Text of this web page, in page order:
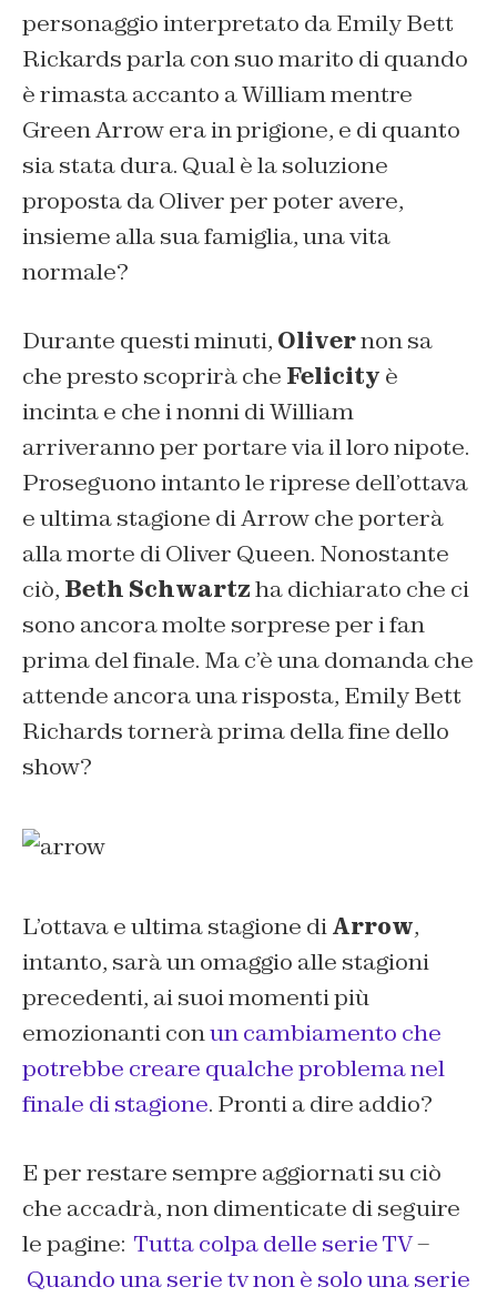
personaggio interpretato da Emily Bett
Rickards parla con suo marito di quando
è rimasta accanto a William mentre
Green Arrow era in prigione, e di quanto
sia stata dura. Qual è la soluzione
proposta da Oliver per poter avere,
insieme alla sua famiglia, una vita
normale?
Durante questi minuti, Olivernon sa
che presto scoprirà che Felicity è
incinta e che i nonni di William
arriveranno per portare via il loro nipote.
Proseguono intanto le riprese dell’ottava
e ultima stagione di Arrow che porterà
alla morte di Oliver Queen. Nonostante
ciò, Beth Schwartzha dichiarato che ci
sono ancora molte sorprese per i fan
prima del finale. Ma c’è una domanda che
attende ancora una risposta, Emily Bett
Richards tornerà prima della fine dello
show?
L’ottava e ultima stagione diArrow,
intanto, sarà un omaggio alle stagioni
precedenti, ai suoi momenti più
emozionanti conun cambiamento che
potrebbe creare qualche problema nel
finale di stagione. Pronti a dire addio?
E per restare sempre aggiornati su ciò
che accadrà, non dimenticate di seguire
le pagine: Tutta colpa delle serie TV–
Quando una serie tv non è solo una serie